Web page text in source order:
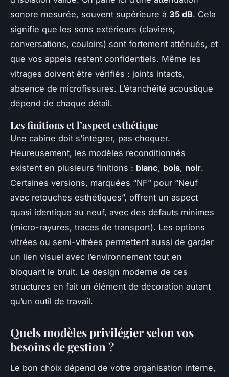
sonore mesurée, souvent supérieure à 35 dB. Cela
signifie que les sons extérieurs (claviers,
conversations, couloirs) sont fortement atténués, et
que vos appels restent confidentiels. Même les
vitrages doivent être vérifiés : joints intacts,
absence de microfissures. L’étanchéité acoustique
dépend de chaque détail.
Les finitions et l’aspect esthétique
Une cabine doit s’intégrer, pas choquer.
Heureusement, les modèles reconditionnés
existent en plusieurs finitions : blanc, bois, noir.
Certaines versions, marquées “NF” pour “Neuf
avec retouches esthétiques”, offrent un aspect
quasi identique au neuf, avec des défauts minimes
(micro-rayures, traces de transport). Les options
vitrées ou semi-vitrées permettent aussi de garder
un lien visuel avec l’environnement tout en
bloquant le bruit. Le design moderne de ces
structures en fait un élément de décoration autant
qu’un outil de travail.
Quels modèles privilégier selon vos
besoins de gestion ?
Le bon choix dépend de votre organisation interne,